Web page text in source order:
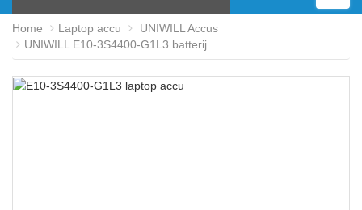
Home Laptop accu
UNIWILL Accus
UNIWILL E10-3S4400-G1L3 batterij